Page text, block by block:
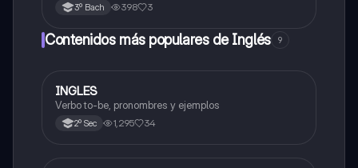
3º Bach 398 3
Contenidos más populares de Inglés 9
Inglés
INGLES
Verbo to-be, pronombres y ejemplos
2º Sec 1,295 34